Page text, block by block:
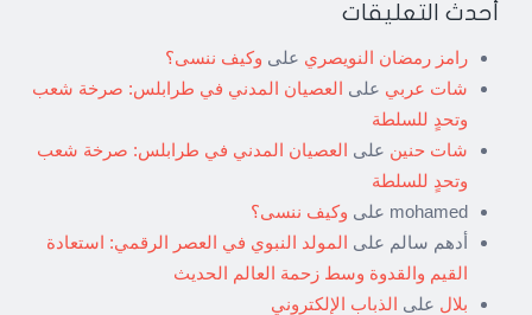
أحدث التعليقات
رامز رمضان النويصري على وكيف ننسى؟
شات عربي على العصيان المدني في طرابلس: صرخة شعب
وتحدٍ للسلطة
شات حنين على العصيان المدني في طرابلس: صرخة شعب
وتحدٍ للسلطة
mohamed على وكيف ننسى؟
أدهم سالم على المولد النبوي في العصر الرقمي: استعادة
القيم والقدوة وسط زحمة العالم الحديث
بلال على الذباب الإلكتروني